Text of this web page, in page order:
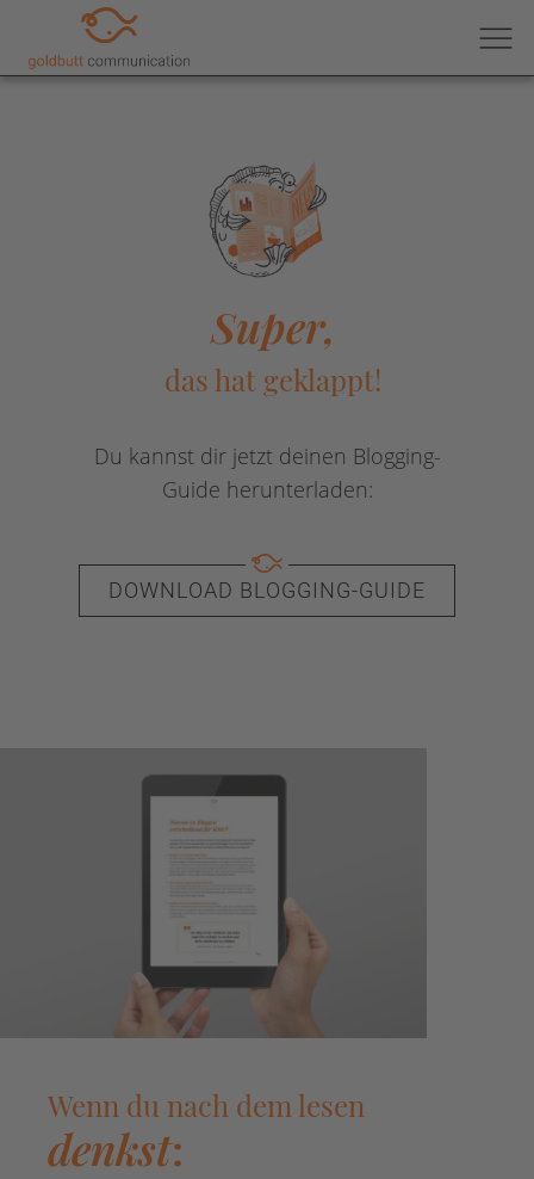
Super,
das hat geklappt!
Du kannst dir jetzt deinen Blogging-
Guide herunterladen:
DOWNLOAD BLOGGING-GUIDE
Wenn du nach dem lesen
denkst: